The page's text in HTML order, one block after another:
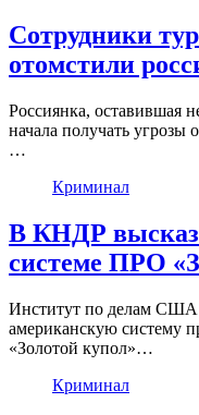
Сотрудники
отомстили
Россиянка, оставившая
начала получать угрозы
…
Криминал
В КНДР
системе ПРО
Институт по делам
американскую систему
«Золотой купол»…
Криминал